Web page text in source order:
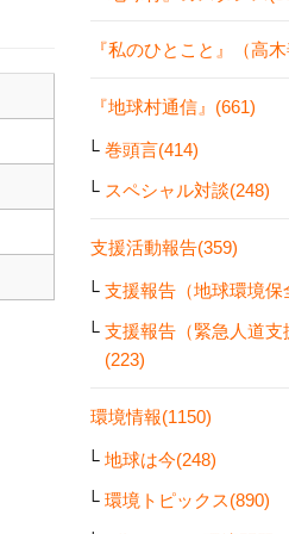
『私のひとこと』（高
『地球村通信』(661)
巻頭言(414)
スペシャル対談(248)
支援活動報告(359)
支援報告（地球環境保
支援報告（緊急人道支
(223)
環境情報(1150)
地球は今(248)
環境トピックス(890)